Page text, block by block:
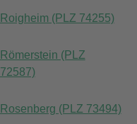
Roigheim (PLZ 74255)
Römerstein (PLZ
72587)
Rosenberg (PLZ 73494)